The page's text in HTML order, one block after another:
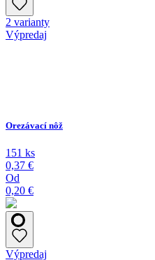
2 varianty
Výpredaj
Orezávací nôž
151 ks
0,37 €
Od
0,20 €
Výpredaj